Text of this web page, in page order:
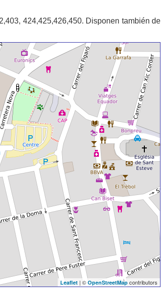
424,425,426,450. Disponen también de
Leaflet | © OpenStreetMap contributors